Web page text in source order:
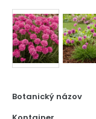
Botanický názov